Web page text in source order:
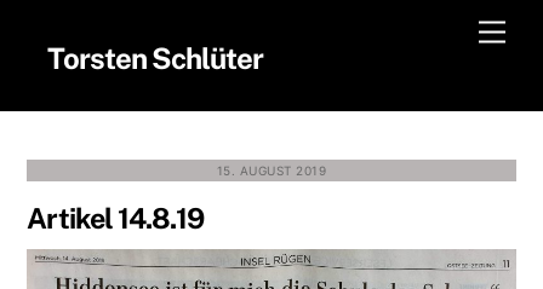
contentTorsten Schlüter
15. AUGUST 2019
Artikel 14.8.19